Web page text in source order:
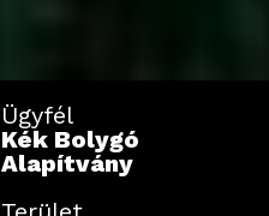
Ügyfél
Kék Bolygó
Alapítvány